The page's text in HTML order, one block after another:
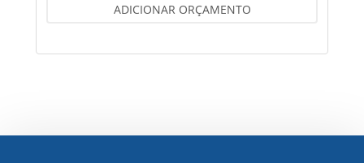
ADICIONAR ORÇAMENTO